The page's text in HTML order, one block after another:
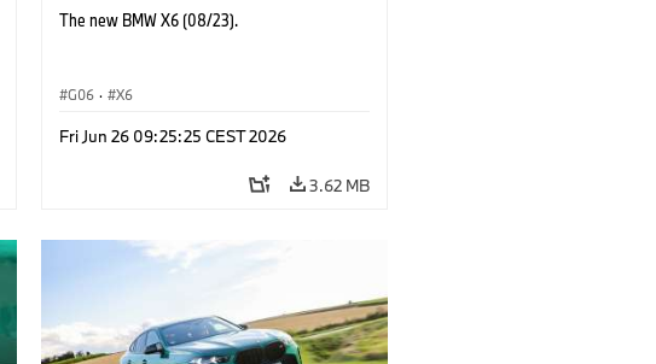
The new BMW X6 (08/23).
G06 · X6
Fri Jun 26 09:25:25 CEST 2026
3.62 MB